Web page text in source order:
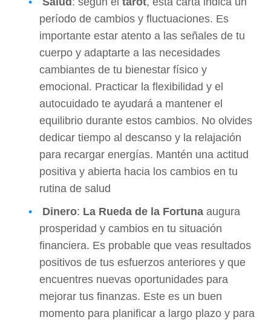
período de cambios y fluctuaciones. Es
importante estar atento a las señales de tu
cuerpo y adaptarte a las necesidades
cambiantes de tu bienestar físico y
emocional. Practicar la flexibilidad y el
autocuidado te ayudará a mantener el
equilibrio durante estos cambios. No olvides
dedicar tiempo al descanso y la relajación
para recargar energías. Mantén una actitud
positiva y abierta hacia los cambios en tu
rutina de salud
Dinero: La Rueda de la Fortuna augura
prosperidad y cambios en tu situación
financiera. Es probable que veas resultados
positivos de tus esfuerzos anteriores y que
encuentres nuevas oportunidades para
mejorar tus finanzas. Este es un buen
momento para planificar a largo plazo y para